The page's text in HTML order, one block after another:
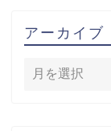
アーカイブ